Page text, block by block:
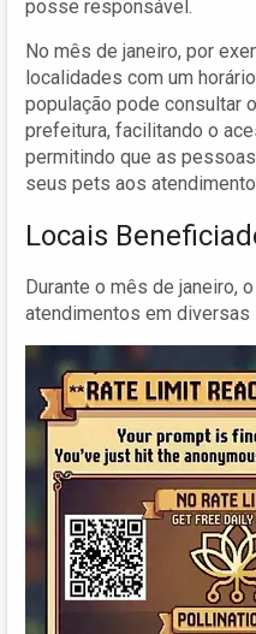
posse responsável.
No mês de janeiro, por
localidades com um
população pode consultar
prefeitura, facilitando o
permitindo que as
seus pets aos
Locais
Durante o mês de janeiro,
atendimentos em diversas